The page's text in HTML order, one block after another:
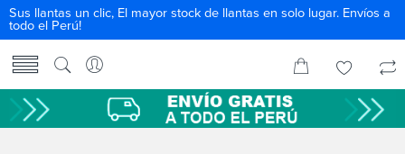
Sus llantas un clic, El mayor stock de llantas en solo lugar. Envíos a
todo el Perú!